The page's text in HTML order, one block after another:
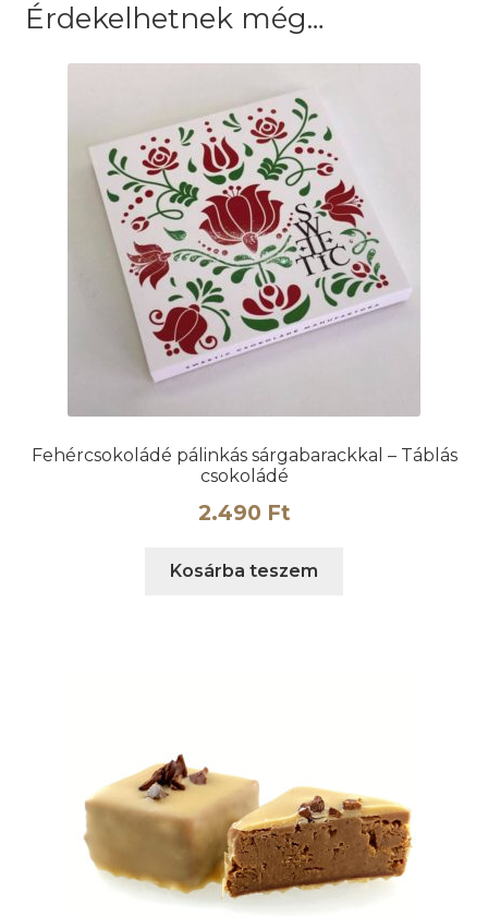
Érdekelhetnek még…
Fehércsokoládé pálinkás sárgabarackkal – Táblás
csokoládé
2.490 Ft
Kosárba teszem